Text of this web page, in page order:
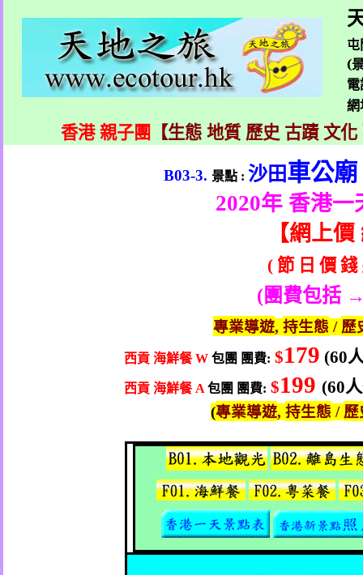
(
香港 親子團【生態 地質 歷史 古蹟 文化
B03-3.景點 : 沙田車公廟
2020年 香港一
【網上價
( 節 日 價錢
(團費包括
專業導遊, 持生態 / 歷
西貢海鮮餐W包團 團費: $179 (60
西貢海鮮餐A包團 團費: $199 (60人
(專業導遊, 持生態 /